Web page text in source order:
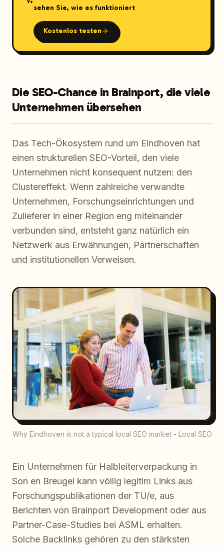
sehen Sie, wie es funktioniert
Kostenlos testen
Die SEO-Chance in Brainport, die viele
Unternehmen übersehen
Das Tech-Ökosystem rund um Eindhoven hat
einen strukturellen SEO-Vorteil, den viele
Unternehmen nicht konsequent nutzen: den
Clustereffekt. Wenn zahlreiche verwandte
Unternehmen, Forschungseinrichtungen und
Zulieferer in einer Region eng miteinander
verbunden sind, entsteht ganz natürlich ein
Netzwerk aus Erwähnungen, Partnerschaften
und institutionellen Verweisen.
Why Eindhoven is not a typical local SEO market - Local SEO
Ein Unternehmen für Halbleiterverpackung in
Son en Breugel kann völlig legitim Links aus
Forschungspublikationen der TU/e, aus
Berichten von Brainport Development oder aus
Partner-Case-Studies bei ASML erhalten.
Solche Backlinks gehören zu den stärksten